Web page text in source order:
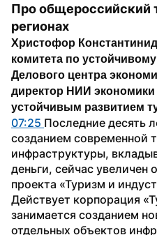
Про общероссийский
регионах
Христофор
комитета по
Делового центра
директор НИИ экономики
устойчивым развитием
07:25 Последние десять
созданием современной
инфраструктуры,
деньги, сейчас увеличен
проекта «Туризм и
Действует корпорация
занимается созданием
отдельных объектов